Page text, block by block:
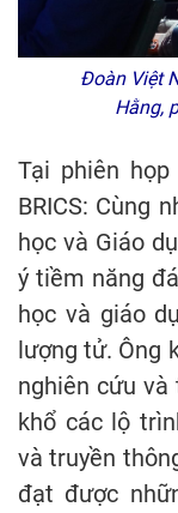
Đoàn Việt
Hằng,
Tại phiên
BRICS: Cùng
học và Giáo
ý tiềm năng
học và giáo
lượng tử. Ông
nghiên cứu
khổ các lộ
và truyền
đạt được